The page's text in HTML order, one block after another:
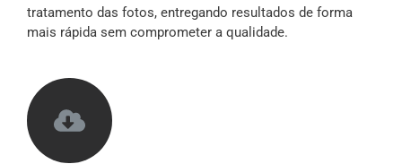
tratamento das fotos, entregando resultados de forma
mais rápida sem comprometer a qualidade.